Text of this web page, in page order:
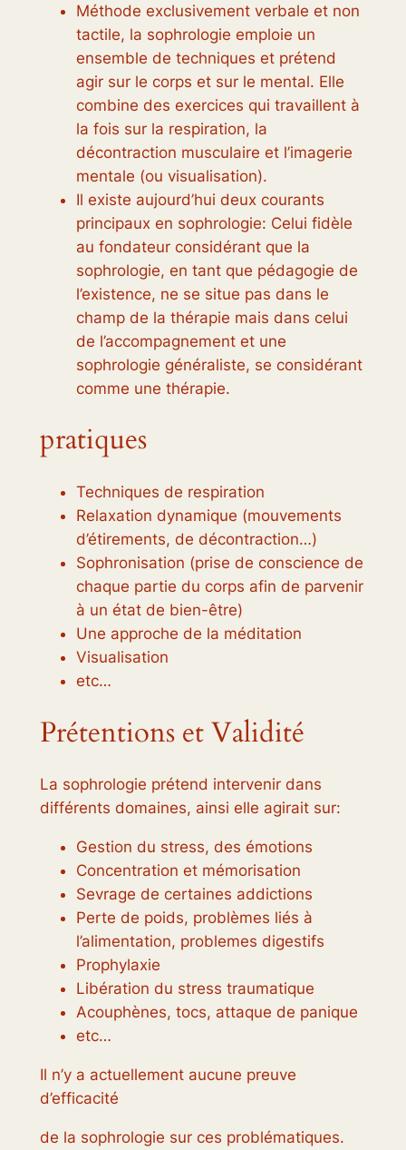
Méthode exclusivement verbale et non
tactile, la sophrologie emploie un
ensemble de techniques et prétend
agir sur le corps et sur le mental. Elle
combine des exercices qui travaillent à
la fois sur la respiration, la
décontraction musculaire et l’imagerie
mentale (ou visualisation).
Il existe aujourd’hui deux courants
principaux en sophrologie: Celui fidèle
au fondateur considérant que la
sophrologie, en tant que pédagogie de
l’existence, ne se situe pas dans le
champ de la thérapie mais dans celui
de l’accompagnement et une
sophrologie généraliste, se considérant
comme une thérapie.
pratiques
Techniques de respiration
Relaxation dynamique (mouvements
d’étirements, de décontraction…)
Sophronisation (prise de conscience de
chaque partie du corps afin de parvenir
à un état de bien-être)
Une approche de la méditation
Visualisation
etc…
Prétentions et Validité
La sophrologie prétend intervenir dans
différents domaines, ainsi elle agirait sur:
Gestion du stress, des émotions
Concentration et mémorisation
Sevrage de certaines addictions
Perte de poids, problèmes liés à
l’alimentation, problemes digestifs
Prophylaxie
Libération du stress traumatique
Acouphènes, tocs, attaque de panique
etc…
Il n’y a actuellement aucune preuve
d’efficacité
de la sophrologie sur ces problématiques.